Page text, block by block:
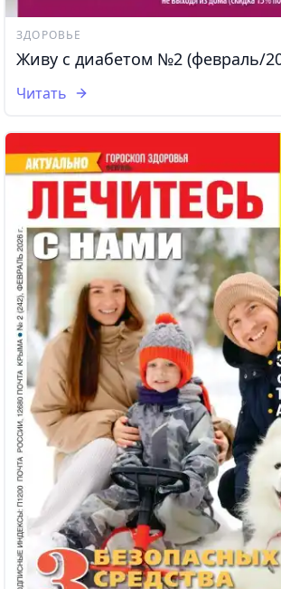
ЗДОРОВЬЕ
Живу с диабетом №2 (февраль/
Читать